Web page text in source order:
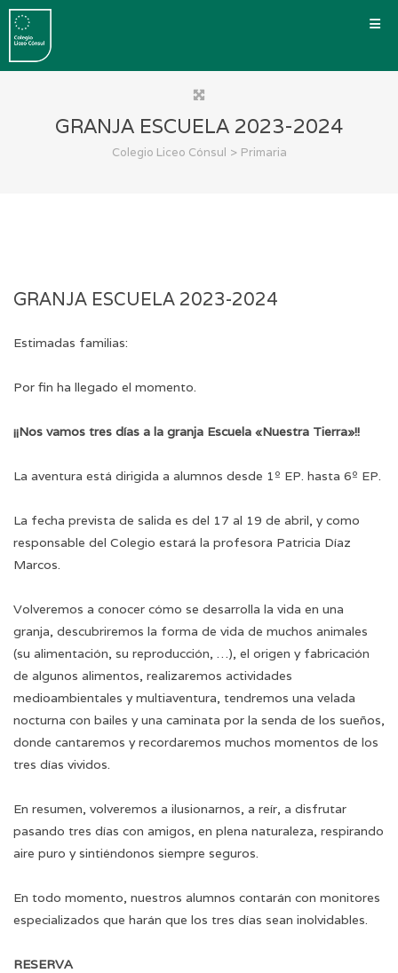
GRANJA ESCUELA 2023-2024
Colegio Liceo Cónsul > Primaria
GRANJA ESCUELA 2023-2024
Estimadas familias:
Por fin ha llegado el momento.
¡¡Nos vamos tres días a la granja Escuela «Nuestra Tierra»!!
La aventura está dirigida a alumnos desde 1º EP. hasta 6º EP.
La fecha prevista de salida es del 17 al 19 de abril, y como
responsable del Colegio estará la profesora Patricia Díaz
Marcos.
Volveremos a conocer cómo se desarrolla la vida en una
granja, descubriremos la forma de vida de muchos animales
(su alimentación, su reproducción, …), el origen y fabricación
de algunos alimentos, realizaremos actividades
medioambientales y multiaventura, tendremos una velada
nocturna con bailes y una caminata por la senda de los sueños,
donde cantaremos y recordaremos muchos momentos de los
tres días vividos.
En resumen, volveremos a ilusionarnos, a reír, a disfrutar
pasando tres días con amigos, en plena naturaleza, respirando
aire puro y sintiéndonos siempre seguros.
En todo momento, nuestros alumnos contarán con monitores
especializados que harán que los tres días sean inolvidables.
RESERVA